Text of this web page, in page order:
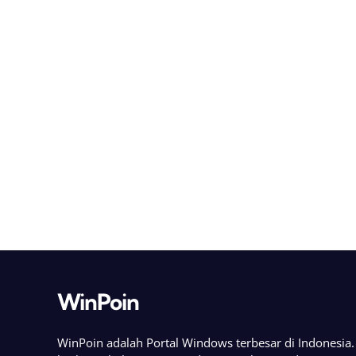
WinPoin
WinPoin adalah Portal Windows terbesar di